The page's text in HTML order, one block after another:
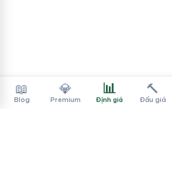
📖
Blog
💎
Premium
📊
Định giá
🔨
Đấu giá